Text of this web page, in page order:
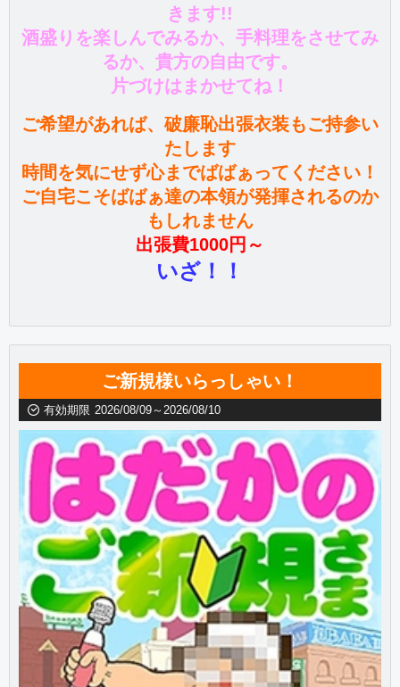
きます!!
酒盛りを楽しんでみるか、手料理をさせてみ
るか、貴方の自由です。
片づけはまかせてね！
ご希望があれば、破廉恥出張衣装もご持参い
たします
時間を気にせず心までばばぁってください！
ご自宅こそばばぁ達の本領が発揮されるのか
もしれません
出張費1000円～
いざ！！
ご新規様いらっしゃい！
有効期限 2026/08/09～2026/08/10